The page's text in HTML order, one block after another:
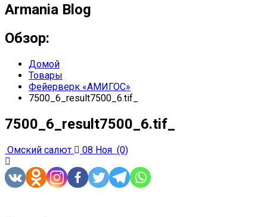
Armania Blog
Обзор:
Домой
Товары
Фейерверк «АМИГОС»
7500_6_result7500_6.tif_
7500_6_result7500_6.tif_
Омский салют 08 Ноя (0)